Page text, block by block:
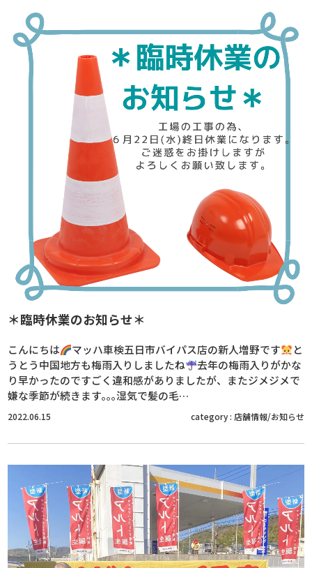
＊臨時休業のお知らせ＊
こんにちは マッハ車検五日市バイパス店の新人増野です
と
うとう中国地方も梅雨入りしましたね
去年の梅雨入りがかな
り早かったのですごく違和感がありましたが、またジメジメで
嫌な季節が続きます｡｡｡湿気で髪の毛…
2022.06.15 category : 店舗情報/お知らせ